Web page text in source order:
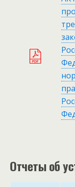
Отчеты об